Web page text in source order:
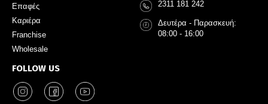
Επαφές
Καριέρα
Franchise
Wholesale
FOLLOW US
2311 181 242
Δευτέρα - Παρασκευή:
08:00 - 16:00